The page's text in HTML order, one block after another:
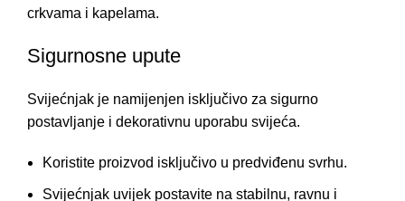
crkvama i kapelama.
Sigurnosne upute
Svijećnjak je namijenjen isključivo za sigurno
postavljanje i dekorativnu uporabu svijeća.
Koristite proizvod isključivo u predviđenu svrhu.
Svijećnjak uvijek postavite na stabilnu, ravnu i